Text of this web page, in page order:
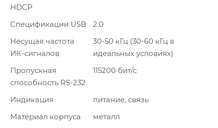
HDCP
Спецификации USB
2.0
Несущая частота
ИК-сигналов
30-50 кГц (30-60 кГц в
идеальных условиях)
Пропускная
способность RS-232
115200 бит/с
Индикация
питание, связь
Материал корпуса
металл